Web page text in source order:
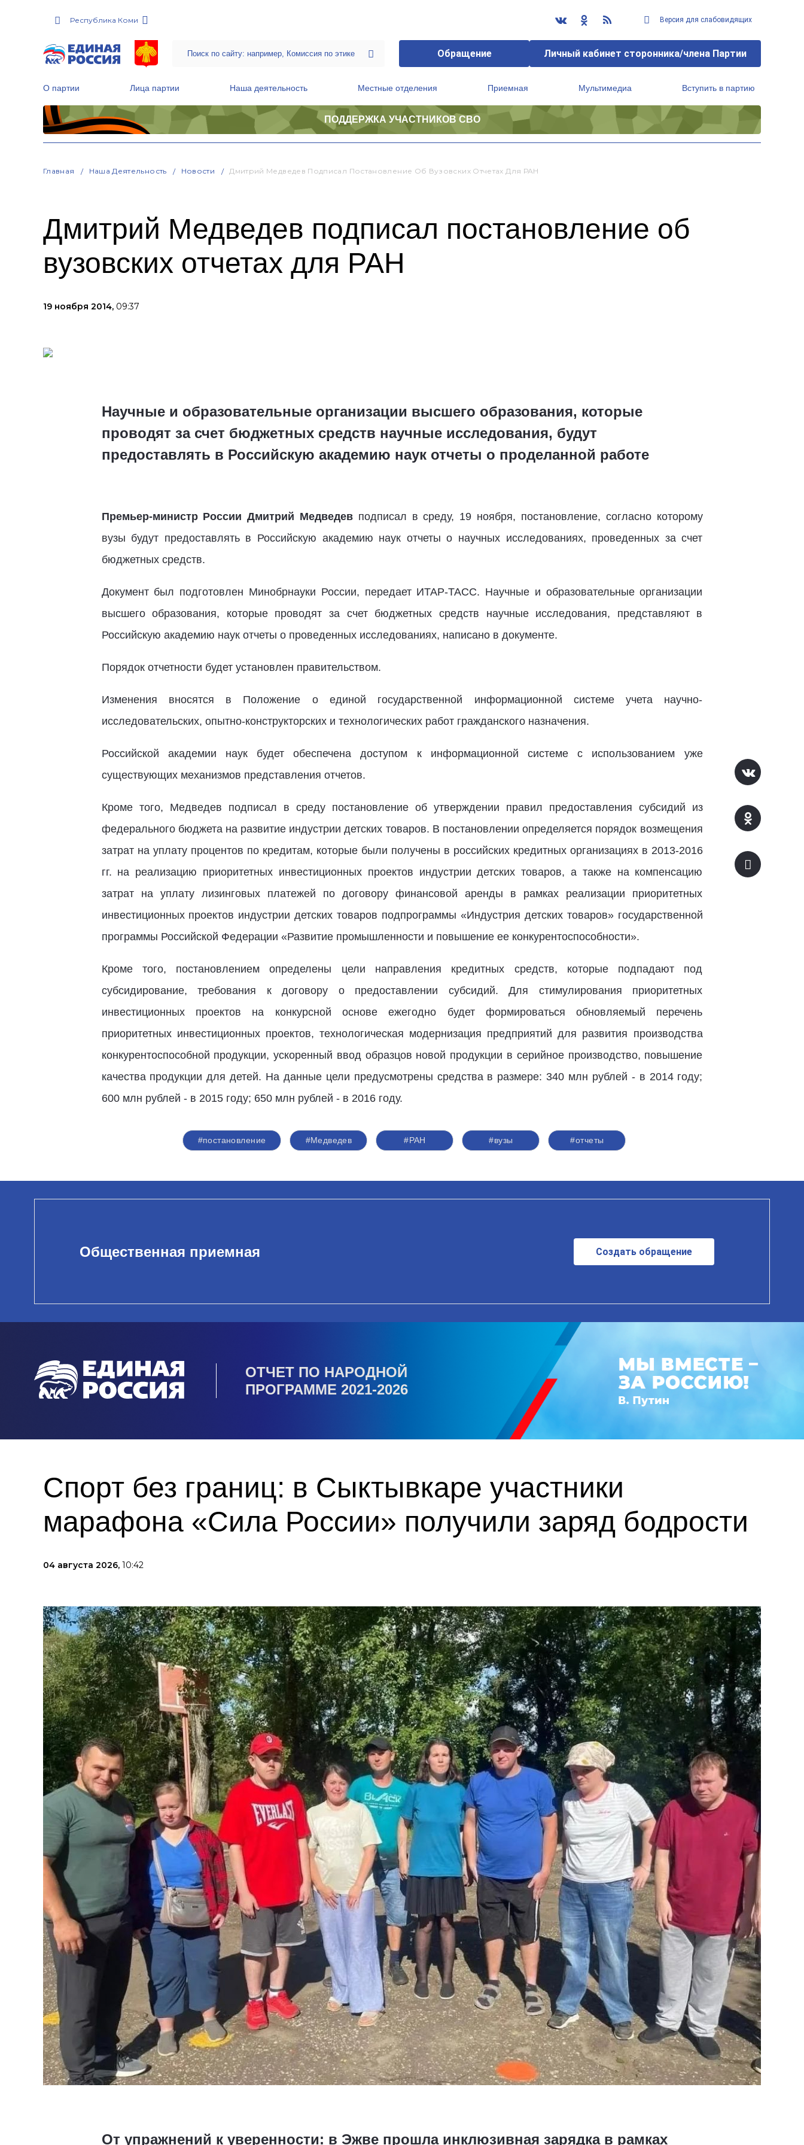
Республика Коми Версия для слабовидящих
Обращение Личный кабинет сторонника/члена Партии
О партии Лица партии Наша деятельность Местные отделения Приемная Мультимедиа Вступить в партию
ПОДДЕРЖКА УЧАСТНИКОВ СВО
Главная Наша Деятельность Новости Дмитрий Медведев Подписал Постановление Об Вузовских Отчетах Для РАН
Дмитрий Медведев подписал постановление об
вузовских отчетах для РАН
19 ноября 2014, 09:37
Научные и образовательные организации высшего образования, которые
проводят за счет бюджетных средств научные исследования, будут
предоставлять в Российскую академию наук отчеты о проделанной работе
Премьер-министр России Дмитрий Медведевподписал в среду, 19 ноября, постановление, согласно которому
вузы будут предоставлять в Российскую академию наук отчеты о научных исследованиях, проведенных за счет
бюджетных средств.
Документ был подготовлен Минобрнауки России, передает ИТАР-ТАСС. Научные и образовательные организации
высшего образования, которые проводят за счет бюджетных средств научные исследования, представляют в
Российскую академию наук отчеты о проведенных исследованиях, написано в документе.
Порядок отчетности будет установлен правительством.
Изменения вносятся в Положение о единой государственной информационной системе учета научно-
исследовательских, опытно-конструкторских и технологических работ гражданского назначения.
Российской академии наук будет обеспечена доступом к информационной системе с использованием уже
существующих механизмов представления отчетов.
Кроме того, Медведев подписал в среду постановление об утверждении правил предоставления субсидий из
федерального бюджета на развитие индустрии детских товаров. В постановлении определяется порядок возмещения
затрат на уплату процентов по кредитам, которые были получены в российских кредитных организациях в 2013-2016
гг. на реализацию приоритетных инвестиционных проектов индустрии детских товаров, а также на компенсацию
затрат на уплату лизинговых платежей по договору финансовой аренды в рамках реализации приоритетных
инвестиционных проектов индустрии детских товаров подпрограммы «Индустрия детских товаров» государственной
программы Российской Федерации «Развитие промышленности и повышение ее конкурентоспособности».
Кроме того, постановлением определены цели направления кредитных средств, которые подпадают под
субсидирование, требования к договору о предоставлении субсидий. Для стимулирования приоритетных
инвестиционных проектов на конкурсной основе ежегодно будет формироваться обновляемый перечень
приоритетных инвестиционных проектов, технологическая модернизация предприятий для развития производства
конкурентоспособной продукции, ускоренный ввод образцов новой продукции в серийное производство, повышение
качества продукции для детей. На данные цели предусмотрены средства в размере: 340 млн рублей - в 2014 году;
600 млн рублей - в 2015 году; 650 млн рублей - в 2016 году.
#постановление #Медведев #РАН #вузы #отчеты
Общественная приемная Создать обращение
ОТЧЕТ ПО НАРОДНОЙ
ПРОГРАММЕ 2021-2026
Спорт без границ: в Сыктывкаре участники
марафона «Сила России» получили заряд бодрости
04 августа 2026, 10:42
От упражнений к уверенности: в Эжве прошла инклюзивная зарядка в рамках